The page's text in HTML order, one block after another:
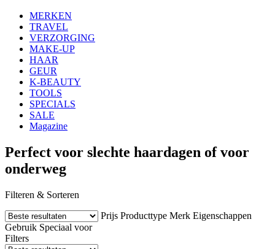
MERKEN
TRAVEL
VERZORGING
MAKE-UP
HAAR
GEUR
K-BEAUTY
TOOLS
SPECIALS
SALE
Magazine
Perfect voor slechte haardagen of voor
onderweg
Filteren & Sorteren
Prijs Producttype Merk Eigenschappen
Gebruik Speciaal voor
Filters